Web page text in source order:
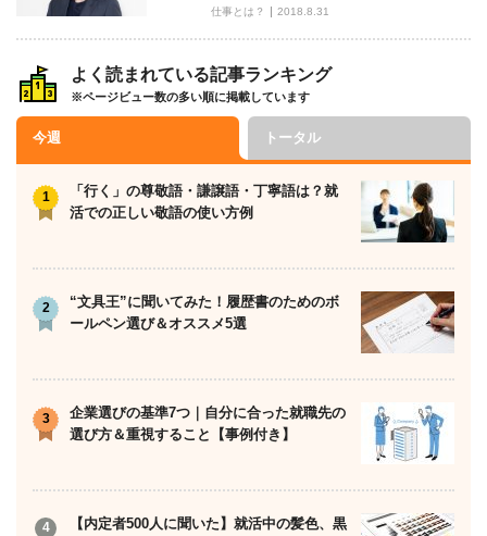
仕事とは？ 2018.8.31
よく読まれている記事ランキング
※ページビュー数の多い順に掲載しています
今週 トータル
「行く」の尊敬語・謙譲語・丁寧語は？就
活での正しい敬語の使い方例
“文具王”に聞いてみた！履歴書のためのボ
ールペン選び＆オススメ5選
企業選びの基準7つ｜自分に合った就職先の
選び方＆重視すること【事例付き】
【内定者500人に聞いた】就活中の髪色、黒